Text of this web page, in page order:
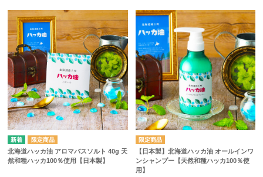
北海道ハッカ油 アロマバスソルト 40g 天
然和種ハッカ100％使用【日本製】
【日本製】北海道ハッカ油 オールインワ
ンシャンプー【天然和種ハッカ100％使
用】